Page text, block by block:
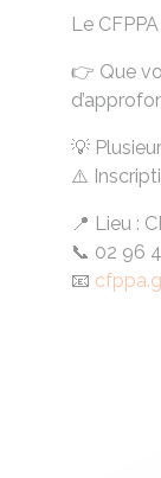
Le
👉 Que
💡
⚠️
📍 Lieu :
📞 02 96
📧